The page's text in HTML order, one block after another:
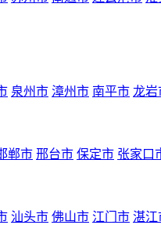
泉州市 漳州市 南平市 龙岩
郸市 邢台市 保定市 张家口
汕头市 佛山市 江门市 湛江